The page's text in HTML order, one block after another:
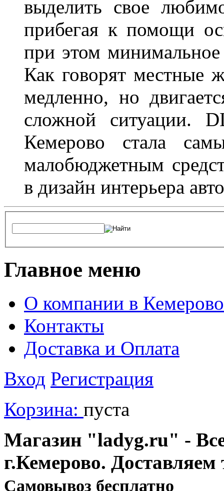
выделить свое
прибегая к помощи
при этом минимальное
Как говорят местные
медленно, но
сложной ситуации.
Кемерово стала
малобюджетным
в дизайн интерьера
Главное меню
О компании в Кемерово
Контакты
Доставка и Оплата
Вход Регистрация
Корзина: пуста
Магазин "ladyg.ru" -
г.Кемерово.
Cамовывоз бесплатно